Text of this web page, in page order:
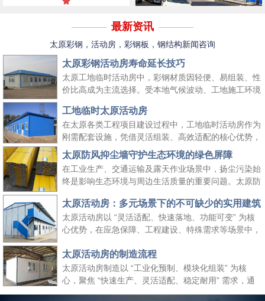
最新资讯
太原彩钢，活动房，彩钢板，钢结构新闻咨询
太原彩钢活动房寿命延长技巧
太原工地临时活动房中，彩钢材质因轻便、易组装、性
价比高成为主流选择。受本地气候波动、工地施工环境
握科学的养护方法，既能延长其使用周期、降低工地周
转成本，又能保障太原工地临时活动房的使用安全，适
配长期施工场景需求。
工地临时太原活动房
在太原各类工程项目建设过程中，工地临时活动房作为
刚需配套设施，凭借灵活组装、高效适配的核心优势，
成为保障施工团队生活与工作的重要空间载体。它既能
快速响应工地临时空间需求，又能适配太原本地气候与
施工场景特点，为工程项目顺利推进提供坚实支撑，同
时契合绿色施工、高效管控的行业理念。
太原防风抑尘墙守护生态环境的绿色屏障
在工业生产、交通运输及露天作业场景中，扬尘污染始
终是影响生态环境与周边生活质量的重要问题。太原防
学的结构设计与实用性能，成为各行各业管控扬尘、践
行绿色发展理念的关键选择，为生态保护与生产安全筑
起双重防线。
太原活动房：多元场景下的不可缺少的实用建筑
太原活动房以 “灵活适配、快速落地、功能可变” 为核
心优势，在应急保障、工程建设、特殊需求等场景中，
决了 “临时使用” 的便捷性需求，更填补了传统建筑在
时效性、灵活性与经济性上的空白，是现代社会应对多
元需求的重要建筑补充。
太原活动房的制造流程
太原活动房制造以 “工业化预制、模块化组装” 为核
心，聚焦 “快速生产、灵活适配、稳定耐用” 需求，通
过标准化流程把控各环节，确保成品满足临时办公、居